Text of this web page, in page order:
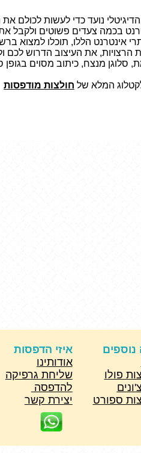
הדיגיטלי נועד כדי לעשות לכולם
בכמה צעדים פשוטים ולקבל
אינטרנט הללו, תוכלו למצוא
הרצויות, את העיצוב הדרוש לכם
סלוגן מנצח, כיתוב מסוים בגופן
המלא של חולצות מודפסות
נוספים
פולו
ספורט
איזי הדפסות
אודותינו
שליחת גרפיקה
להדפסה
יצירת קשר